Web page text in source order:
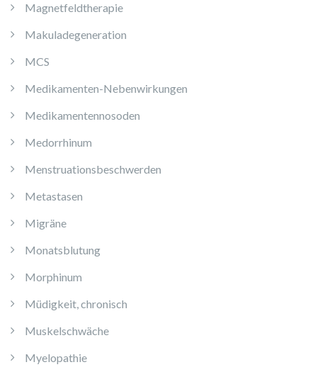
Magnetfeldtherapie
Makuladegeneration
MCS
Medikamenten-Nebenwirkungen
Medikamentennosoden
Medorrhinum
Menstruationsbeschwerden
Metastasen
Migräne
Monatsblutung
Morphinum
Müdigkeit, chronisch
Muskelschwäche
Myelopathie